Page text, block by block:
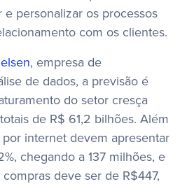
e personalizar os processos
com os clientes.
, empresa de
de dados, a previsão é
do setor cresça
de R$ 61,2 bilhões. Além
por internet devem apresentar
chegando a 137 milhões, e
deve ser de R$447,